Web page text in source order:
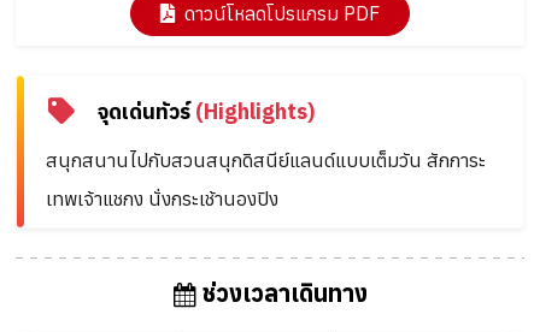
ดาวน์โหลดโปรแกรม PDF
จุดเด่นทัวร์(Highlights)
สนุกสนานไปกับสวนสนุกดิสนีย์แลนด์แบบเต็มวัน สักการะ
เทพเจ้าแชกง นั่งกระเช้านองปิง
ช่วงเวลาเดินทาง